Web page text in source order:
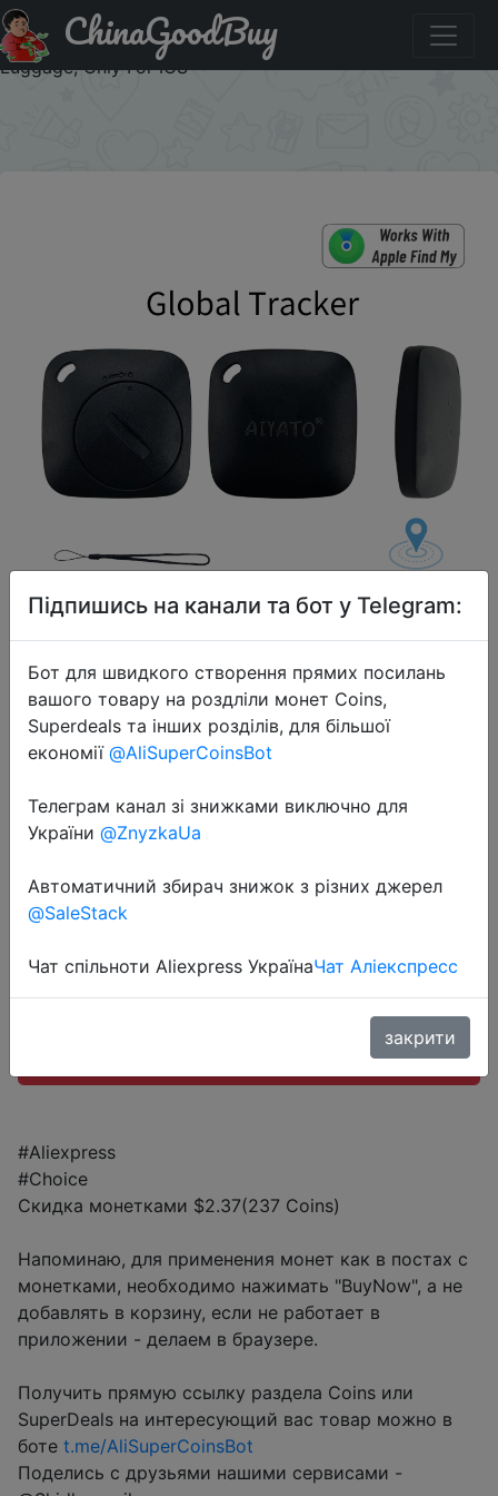
Знижка на AIYATO Locator Works With Apple Find My
App, Tracker And Keys Finder For Lost Keys, Bags, Wallets,
Luggage, Only For IOS
ChinaGoodBuy
AIYATO Locator Works With Apple
Find My App, Tracker And Keys
Finder For Lost Keys, Bags, Wallets,
#Aliexpress
#Choice
Скидка монетками $2.37(237 Coins)
Напоминаю, для применения монет как в постах с
монетками, необходимо нажимать "BuyNow", а не
добавлять в корзину, если не работает в
приложении - делаем в браузере.
Получить прямую ссылку раздела Coins или
SuperDeals на интересующий вас товар можно в
боте t.me/AliSuperCoinsBot
Поделись с друзьями нашими сервисами -
Підпишись на канали та бот у Telegram:
Бот для швидкого створення прямих посилань
вашого товару на роздліли монет Coins,
Superdeals та інших розділів, для більшої
економії @AliSuperCoinsBot
Телеграм канал зі знижками виключно для
України @ZnyzkaUa
Автоматичний збирач знижок з різних джерел
@SaleStack
Чат спільноти Aliexpress УкраїнаЧат Аліекспресс
закрити